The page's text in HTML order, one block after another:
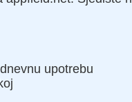
upotrebu